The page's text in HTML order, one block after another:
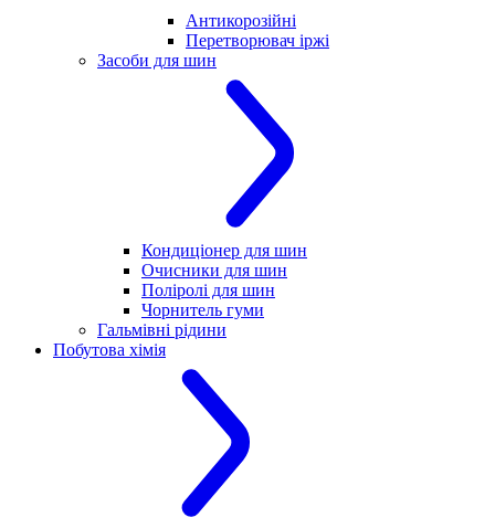
Антикорозійні
Перетворювач іржі
Засоби для шин
Кондиціонер для шин
Очисники для шин
Поліролі для шин
Чорнитель гуми
Гальмівні рідини
Побутова хімія